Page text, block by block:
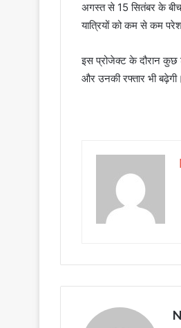
अगस्त से 15 सितंबर के
यात्रियों को कम से कम
इस प्रोजेक्ट के दौरान कुछ
और उनकी रफ्तार भी